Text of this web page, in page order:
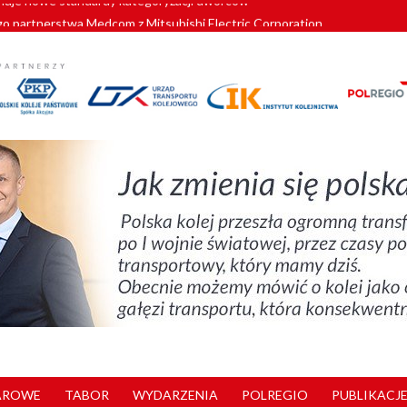
partnerstwa Medcom z Mitsubishi Electric Corporation
znów szuka dostawcy nowych EZT
kolejowych w północnej Wielkopolsce. Łatwiejsze dojazdy do pracy i
nowe standardy kategoryzacji dworców
TABOR WYDARZENIA POLREGIO